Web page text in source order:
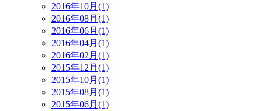
2016年10月(1)
2016年08月(1)
2016年06月(1)
2016年04月(1)
2016年02月(1)
2015年12月(1)
2015年10月(1)
2015年08月(1)
2015年06月(1)